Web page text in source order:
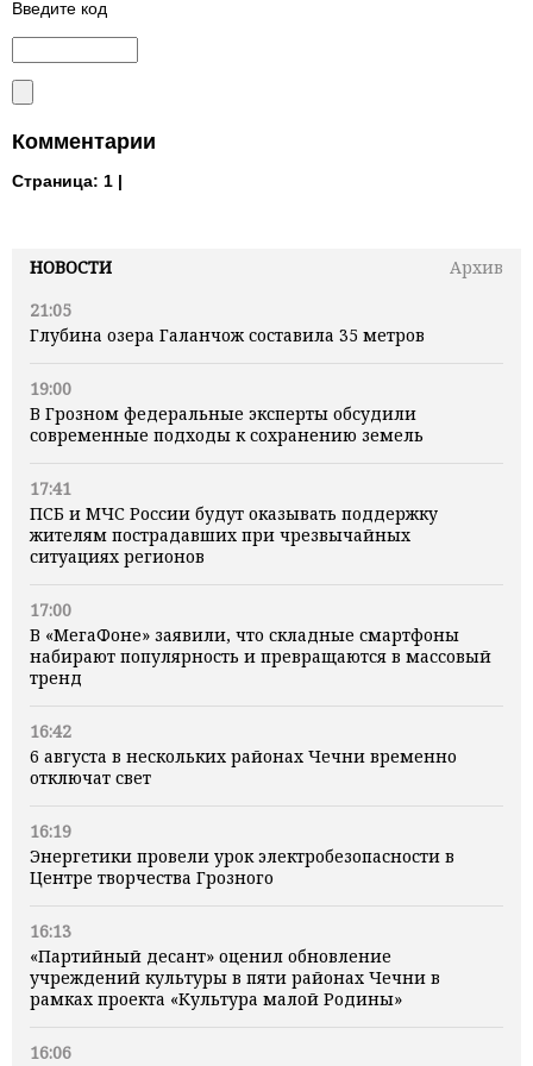
НОВОСТИ
Архив
21:05
Глубина озера Галанчож составила 35 метров
19:00
В Грозном федеральные эксперты обсудили
современные подходы к сохранению земель
17:41
ПСБ и МЧС России будут оказывать поддержку
жителям пострадавших при чрезвычайных
ситуациях регионов
17:00
В «МегаФоне» заявили, что складные смартфоны
набирают популярность и превращаются в массовый
тренд
16:42
6 августа в нескольких районах Чечни временно
отключат свет
16:19
Энергетики провели урок электробезопасности в
Центре творчества Грозного
16:13
«Партийный десант» оценил обновление
учреждений культуры в пяти районах Чечни в
рамках проекта «Культура малой Родины»
16:06
Введите код
Комментарии
Страница: 1 |